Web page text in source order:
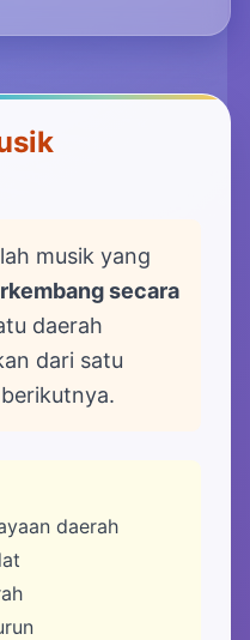
musik yang
secara
daerah
dari satu
daerah